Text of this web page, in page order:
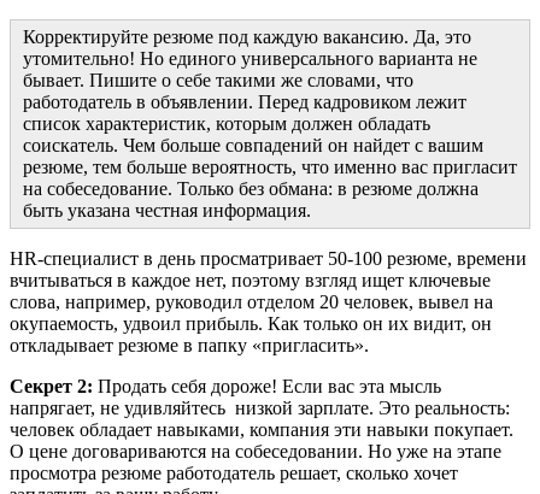
Корректируйте резюме под каждую вакансию. Да, это
утомительно! Но единого универсального варианта не
бывает. Пишите о себе такими же словами, что
работодатель в объявлении. Перед кадровиком лежит
список характеристик, которым должен обладать
соискатель. Чем больше совпадений он найдет с вашим
резюме, тем больше вероятность, что именно вас пригласит
на собеседование. Только без обмана: в резюме должна
быть указана честная информация.
HR-специалист в день просматривает 50-100 резюме, времени
вчитываться в каждое нет, поэтому взгляд ищет ключевые
слова, например, руководил отделом 20 человек, вывел на
окупаемость, удвоил прибыль. Как только он их видит, он
откладывает резюме в папку «пригласить».
Секрет 2: Продать себя дороже! Если вас эта мысль
напрягает, не удивляйтесь низкой зарплате. Это реальность:
человек обладает навыками, компания эти навыки покупает.
О цене договариваются на собеседовании. Но уже на этапе
просмотра резюме работодатель решает, сколько хочет